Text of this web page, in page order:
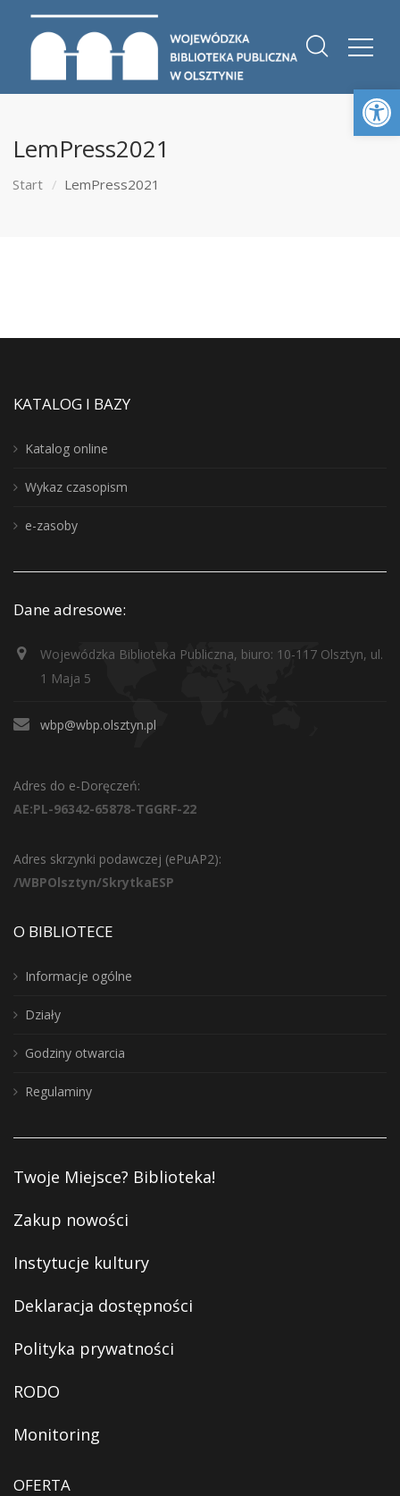
LemPress2021
Start LemPress2021
KATALOG I BAZY
Katalog online
Wykaz czasopism
e-zasoby
Dane adresowe:
Wojewódzka Biblioteka Publiczna, biuro: 10-117 Olsztyn, ul.
1 Maja 5
wbp@wbp.olsztyn.pl
Adres do e-Doręczeń:
AE:PL-96342-65878-TGGRF-22
Adres skrzynki podawczej (ePuAP2):
/WBPOlsztyn/SkrytkaESP
O BIBLIOTECE
Informacje ogólne
Działy
Godziny otwarcia
Regulaminy
Twoje Miejsce? Biblioteka!
Zakup nowości
Instytucje kultury
Deklaracja dostępności
Polityka prywatności
RODO
Monitoring
OFERTA